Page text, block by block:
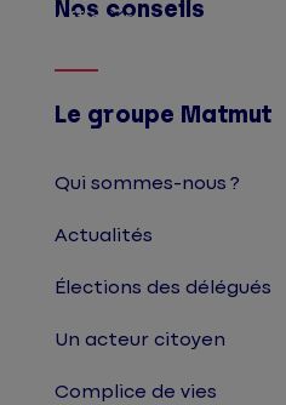
Nos conseils
Afficher
Le groupe Matmut
Qui sommes-nous ?
Actualités
Élections des délégués
Un acteur citoyen
Complice de vies